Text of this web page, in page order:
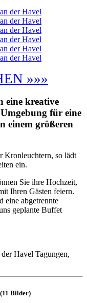
»»»
eine kreative
für eine
einem größeren
Kronleuchtern, so lädt
ein.
Sie ihre Hochzeit,
Ihren Gästen feiern.
eine abgetrennte
geplante Buffet
(11 Bilder)